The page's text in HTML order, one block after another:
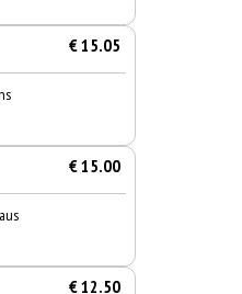
€ 15.05
€ 15.00
€ 12.50